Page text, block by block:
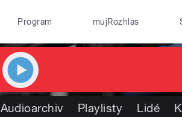
Program mujRozhlas
Audioarchiv Playlisty Lidé